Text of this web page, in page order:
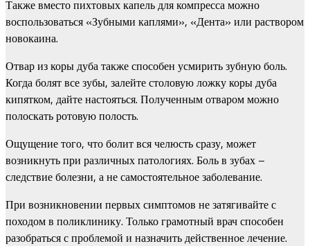
Также вместо пихтовых капель для компресса можно
воспользоваться «Зубными каплями», «Дента» или раствором
новокаина.
Отвар из коры дуба также способен усмирить зубную боль.
Когда болят все зубы, залейте столовую ложку коры дуба
кипятком, дайте настояться. Полученным отваром можно
полоскать ротовую полость.
Ощущение того, что болит вся челюсть сразу, может
возникнуть при различных патологиях. Боль в зубах –
следствие болезни, а не самостоятельное заболевание.
При возникновении первых симптомов не затягивайте с
походом в поликлинику. Только грамотный врач способен
разобраться с проблемой и назначить действенное лечение.